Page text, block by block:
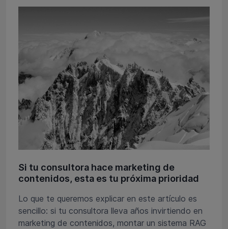
Si tu consultora hace marketing de
contenidos, esta es tu próxima prioridad
Lo que te queremos explicar en este artículo es
sencillo: si tu consultora lleva años invirtiendo en
marketing de contenidos, montar un sistema RAG